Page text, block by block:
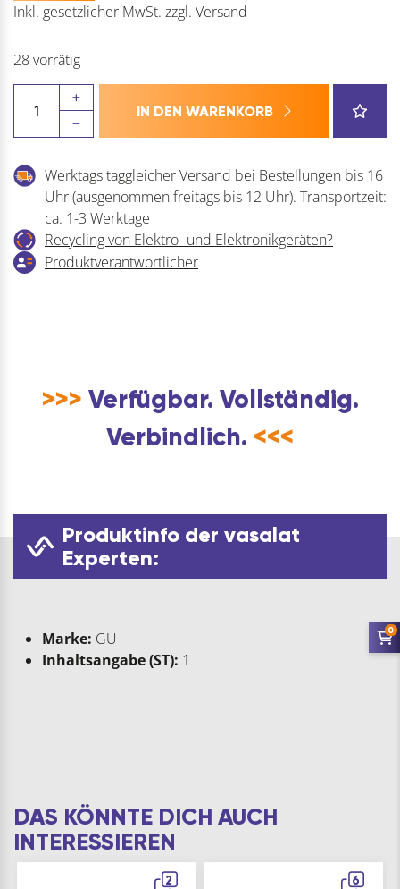
Inkl. gesetzlicher MwSt. zzgl. Versand
28 vorrätig
Fallenfeder
Secury
IN DEN WARENKORB
Werktags taggleicher Versand bei Bestellungen bis 16
Uhr (ausgenommen freitags bis 12 Uhr). Transportzeit:
ca. 1-3 Werktage
Recycling von Elektro- und Elektronikgeräten?
Produktverantwortlicher
>>> Verfügbar. Vollständig.
Verbindlich. <<<
Produktinfo der vasalat
Experten:
Marke: GU
Inhaltsangabe (ST): 1
DAS KÖNNTE DICH AUCH
INTERESSIEREN
2 6
0